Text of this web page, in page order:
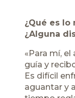
¿Qué es
¿Alguna
«Para mí, el
guía y
Es difícil
aguantar y